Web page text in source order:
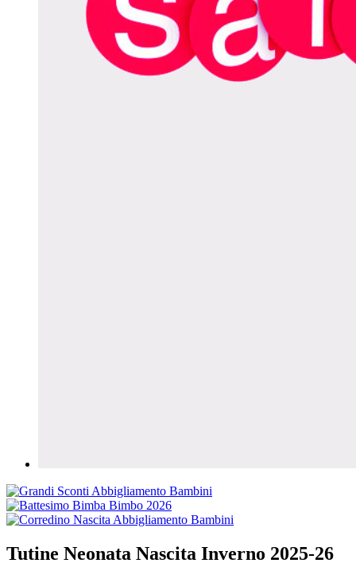
Tutine Neonata Nascita Inverno 2025-26